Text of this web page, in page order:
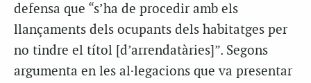
defensa que “s’ha de procedir amb els
llançaments dels ocupants dels habitatges per
no tindre el títol [d’arrendatàries]”. Segons
argumenta en les al·legacions que va presentar